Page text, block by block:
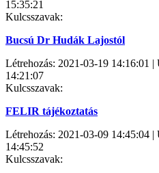
15:35:21
Kulcsszavak:
Bucsú Dr Hudák Lajostól
Létrehozás: 2021-03-19 14:16:01
14:21:07
Kulcsszavak:
FELIR tájékoztatás
Létrehozás: 2021-03-09 14:45:04
14:45:52
Kulcsszavak: